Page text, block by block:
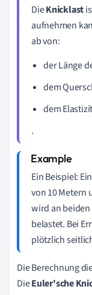
DieKnicklast
aufnehmen
ab von:
der Länge
dem
dem
.
Ein Beispiel:
von 10 Metern
wird an
belastet. Bei
plötzlich
Die Berechnung
DieEuler'sche